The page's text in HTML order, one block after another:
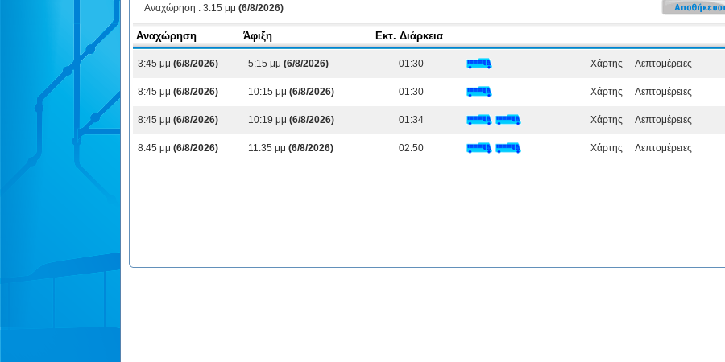
Αναχώρηση : 3:15 μμ (6/8/2026)
Αναχώρηση Άφιξη Εκτ. Διάρκεια
3:45 μμ (6/8/2026) 5:15 μμ (6/8/2026) 01:30 Χάρτης Λεπτομέρειες
8:45 μμ (6/8/2026) 10:15 μμ (6/8/2026) 01:30 Χάρτης Λεπτομέρειες
8:45 μμ (6/8/2026) 10:19 μμ (6/8/2026) 01:34 Χάρτης Λεπτομέρειες
8:45 μμ (6/8/2026) 11:35 μμ (6/8/2026) 02:50 Χάρτης Λεπτομέρειες